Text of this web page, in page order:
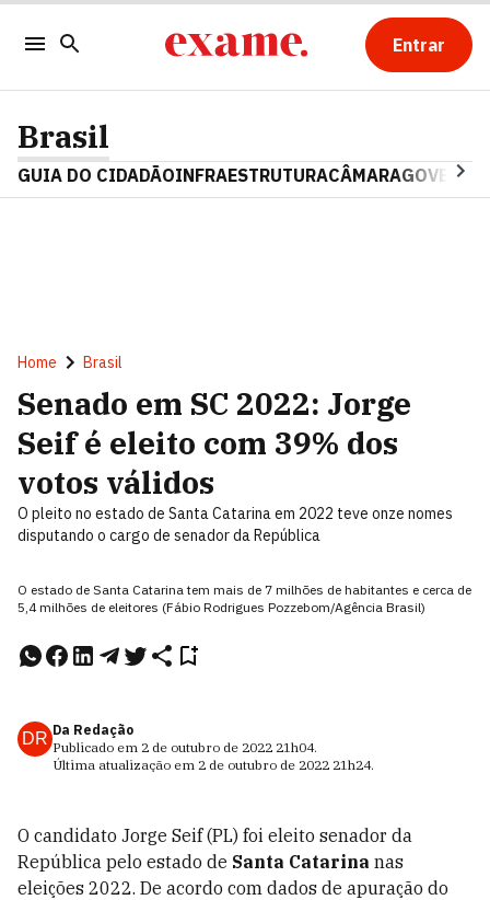
Entrar
Brasil
GUIA DO CIDADÃOINFRAESTRUTURACÂMARAGOVERNO
Home Brasil
Senado em SC 2022: Jorge
Seif é eleito com 39% dos
votos válidos
O pleito no estado de Santa Catarina em 2022 teve onze nomes
disputando o cargo de senador da República
O estado de Santa Catarina tem mais de 7 milhões de habitantes e cerca de
5,4 milhões de eleitores (Fábio Rodrigues Pozzebom/Agência Brasil)
DR Da Redação
Publicado em 2 de outubro de 2022 21h04.
Última atualização em 2 de outubro de 2022 21h24.
O candidato Jorge Seif (PL) foi eleito senador da
República pelo estado de Santa Catarina nas
eleições 2022. De acordo com dados de apuração do